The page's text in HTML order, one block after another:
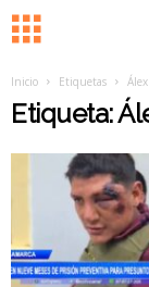
Inicio Etiquetas
Etiqueta: